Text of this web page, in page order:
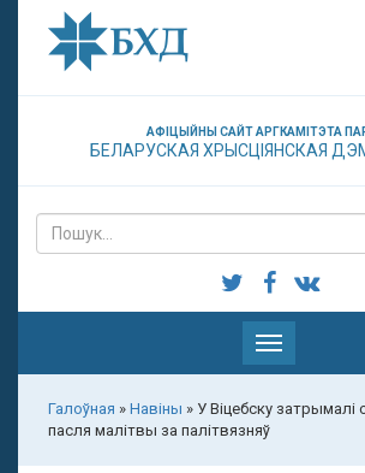
АФІЦЫЙНЫ САЙТ АРГКАМІТЭТА
БЕЛАРУСКАЯ ХРЫСЦІЯНСКАЯ
Паказаць
меню
Галоўная » Навіны » У Віцебску затрымалі
пасля малітвы за палітвязняў